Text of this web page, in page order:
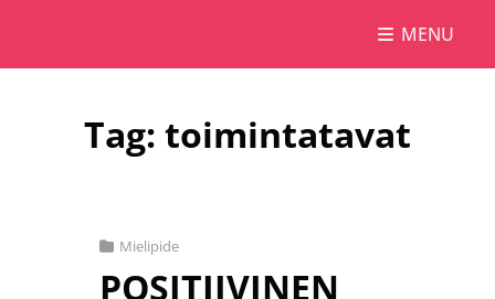
MENU
Tag: toimintatavat
Cat
Links
Mielipide
POSITIIVINEN